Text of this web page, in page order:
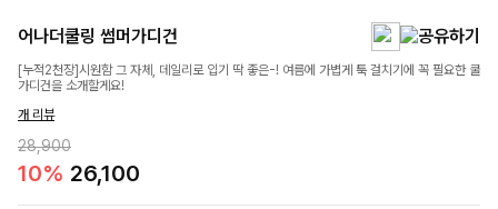
어나더쿨링 썸머가디건
[누적2천장]시원함 그 자체, 데일리로 입기 딱 좋은-! 여름에 가볍게 툭 걸치기에 꼭 필요한 쿨
가디건을 소개할게요!
개 리뷰
28,900
10% 26,100